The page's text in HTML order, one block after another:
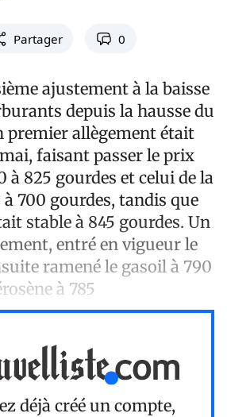
Partager 0
ajustement à la baisse
depuis la hausse du
premier allègement était
faisant passer le prix
à 825 gourdes et celui de la
à 700 gourdes, tandis que
stable à 845 gourdes. Un
entré en vigueur le
ramené le gasoil à 790
à 785
déjà créé un compte,